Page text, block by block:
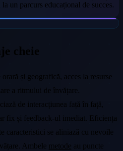
un parcurs educațional de succes.
cheie
și geografică, acces la resurse
a ritmului de învățare.
de interacțiunea față în față,
fix și feedback-ul imediat. Eficiența
caracteristici se aliniază cu nevoile
Ambele metode au puncte